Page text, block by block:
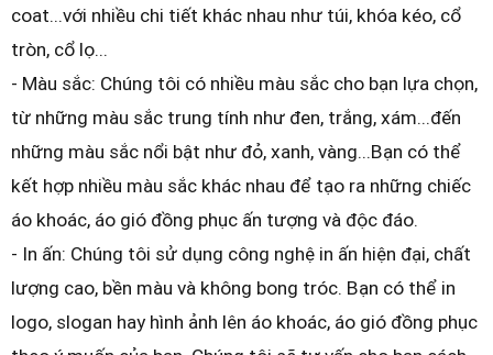
coat...với nhiều chi tiết khác nhau như túi, khóa kéo, cổ
tròn, cổ lọ...
- Màu sắc: Chúng tôi có nhiều màu sắc cho bạn lựa chọn,
từ những màu sắc trung tính như đen, trắng, xám...đến
những màu sắc nổi bật như đỏ, xanh, vàng...Bạn có thể
kết hợp nhiều màu sắc khác nhau để tạo ra những chiếc
áo khoác, áo gió đồng phục ấn tượng và độc đáo.
- In ấn: Chúng tôi sử dụng công nghệ in ấn hiện đại, chất
lượng cao, bền màu và không bong tróc. Bạn có thể in
logo, slogan hay hình ảnh lên áo khoác, áo gió đồng phục